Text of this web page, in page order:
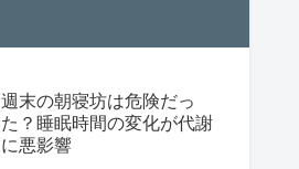
週末の朝寝坊は危険だっ
た？睡眠時間の変化が代謝
に悪影響